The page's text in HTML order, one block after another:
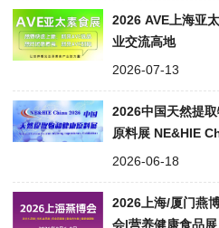
2026 AVE上海亚
业交流高地
2026-07-13
2026中国天然提
原料展 NE&HIE
2026-06-18
2026上海/厦门燕
会|营养健康食品展